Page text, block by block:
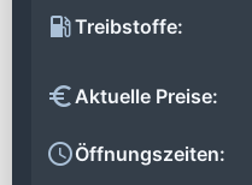
Treibstoffe:
Aktuelle Preise:
Öffnungszeiten: